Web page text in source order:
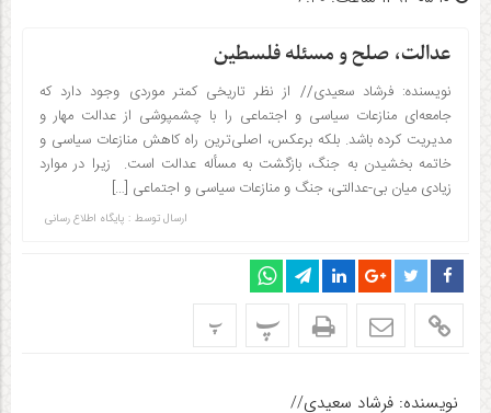
عدالت، صلح و مسئله فلسطین
نویسنده: فرشاد سعیدی// از نظر تاریخی کمتر موردی وجود دارد که
جامعه‌ای منازعات سیاسی و اجتماعی را با چشم‎پوشی از عدالت مهار و
مدیریت کرده باشد. بلکه برعکس، اصلی‌ترین راه کاهش منازعات سیاسی و
خاتمه بخشیدن به جنگ، بازگشت به مسأله عدالت است. زیرا در موارد
زیادی میان بی-عدالتی، جنگ و منازعات سیاسی و اجتماعی […]
ارسال توسط : پایگاه اطلاع رسانی
پ پ
نویسنده: فرشاد سعیدی//